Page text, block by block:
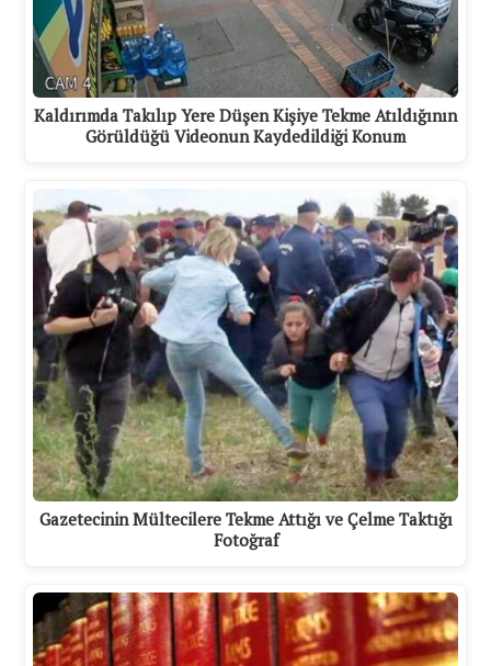
Kaldırımda Takılıp Yere Düşen Kişiye Tekme Atıldığının
Görüldüğü Videonun Kaydedildiği Konum
Gazetecinin Mültecilere Tekme Attığı ve Çelme Taktığı
Fotoğraf